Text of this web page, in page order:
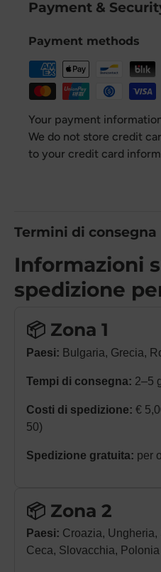
Payment &
Payment methods
Your payment
We do not store credit
to your credit card
Termini di consegna
Informazioni
spedizione
📦 Zona 1
Paesi: Bulgaria, Grecia,
Tempi di consegna: 2–5
Costi di spedizione: €
50)
Spedizione gratuita: per
📦 Zona 2
Paesi: Croazia,
Ceca, Slovacchia, Polonia